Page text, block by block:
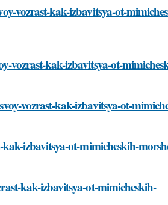
vozrast-kak-izbavitsya-ot-
vozrast-kak-izbavitsya-ot-
vozrast-kak-izbavitsya-ot-
izbavitsya-ot-mimicheskih-
kak-izbavitsya-ot-mimicheskih-